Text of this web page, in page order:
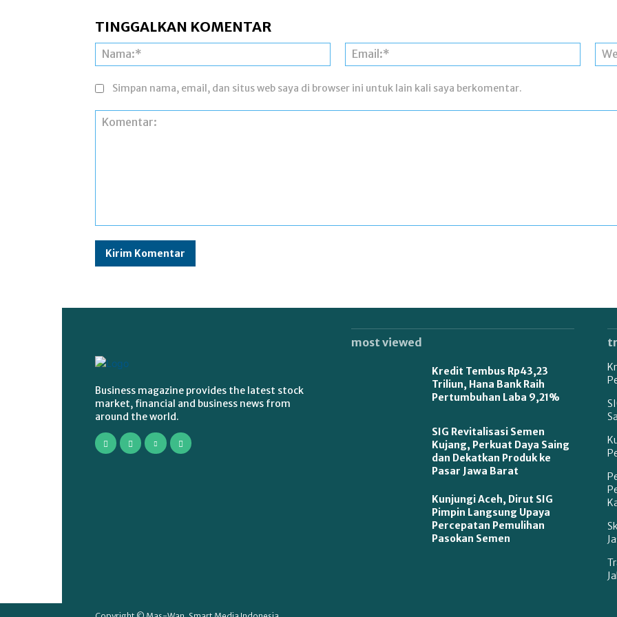
TINGGALKAN KOMENTAR
Nama:* Email:*
Simpan nama, email, dan situs web saya di browser ini untuk lain kali saya berkomentar.
Business magazine provides the latest stock
market, financial and business news from
around the world.
most viewed
Kredit Tembus Rp43,23
Triliun, Hana Bank Raih
Pertumbuhan Laba 9,21%
SIG Revitalisasi Semen
Kujang, Perkuat Daya Saing
dan Dekatkan Produk ke
Pasar Jawa Barat
Kunjungi Aceh, Dirut SIG
Pimpin Langsung Upaya
Percepatan Pemulihan
Pasokan Semen